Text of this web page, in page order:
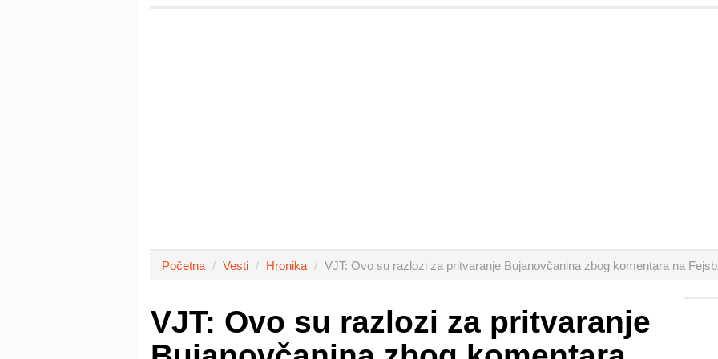
Početna Vesti Hronika VJT: Ovo su razlozi za pritvaranje Bujanovčanina zbog komentara na
VJT: Ovo su razlozi za pritvaranje